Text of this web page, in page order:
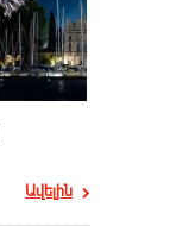
Ավելին